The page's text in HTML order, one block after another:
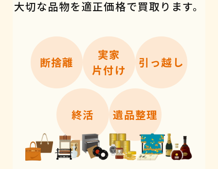
大切な品物を適正価格で買取ります。
断捨離
実家
片付け
引っ越し
終活 遺品整理